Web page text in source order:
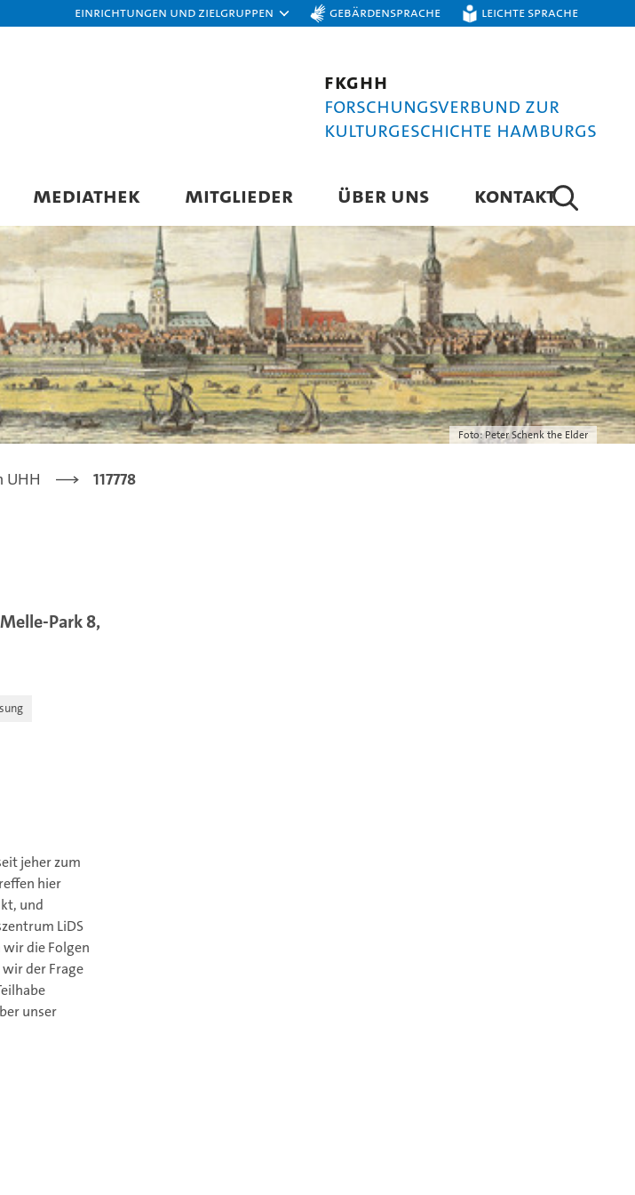
Einrichtungen und Zielgruppen Gebärdensprache Leichte Sprache
FKGHH
Forschungsverbund zur
Kulturgeschichte Hamburgs
MEDIATHEK MITGLIEDER ÜBER UNS KONTAKT
Foto: Peter Schenk the Elder
UHH 117778
Park 8,
jeher zum
hier
und
LiDS
die Folgen
der Frage
unser